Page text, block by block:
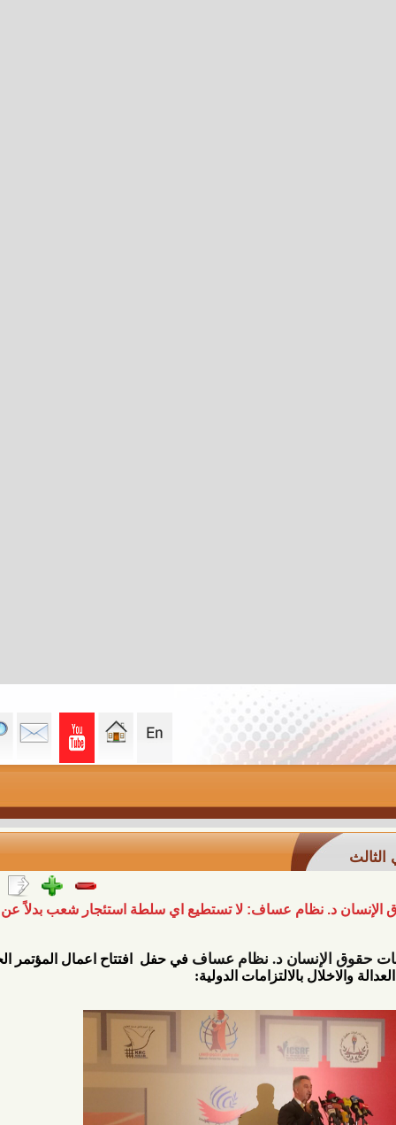
نظام عساف: لا تستطيع اي سلطة استئجار شعب بدلاً عن سكانه
د. نظام عساف في حفل
افتتاح اعمال المؤتمر الحقوقي
بالالتزامات الدولية: